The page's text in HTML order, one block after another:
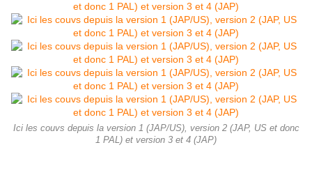
Ici les couvs depuis la version 1 (JAP/US), version 2 (JAP, US et donc
1 PAL) et version 3 et 4 (JAP)